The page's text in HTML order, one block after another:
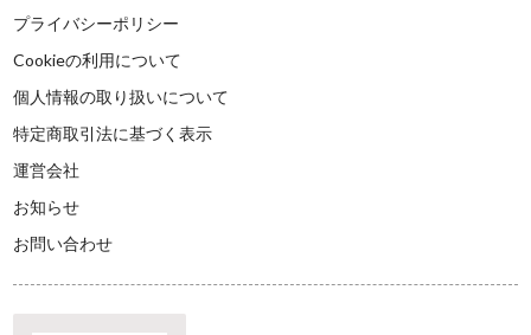
プライバシーポリシー
Cookieの利用について
個人情報の取り扱いについて
特定商取引法に基づく表示
運営会社
お知らせ
お問い合わせ